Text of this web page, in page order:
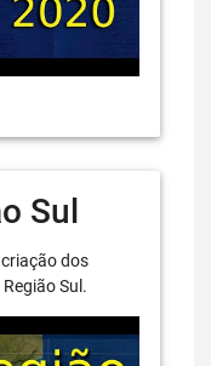
Sul
dos
Sul.